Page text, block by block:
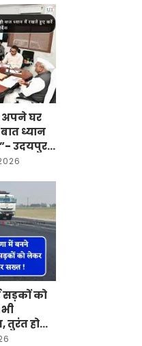
घर
ध्यान
उदयपुर
सड़कों को
होगी